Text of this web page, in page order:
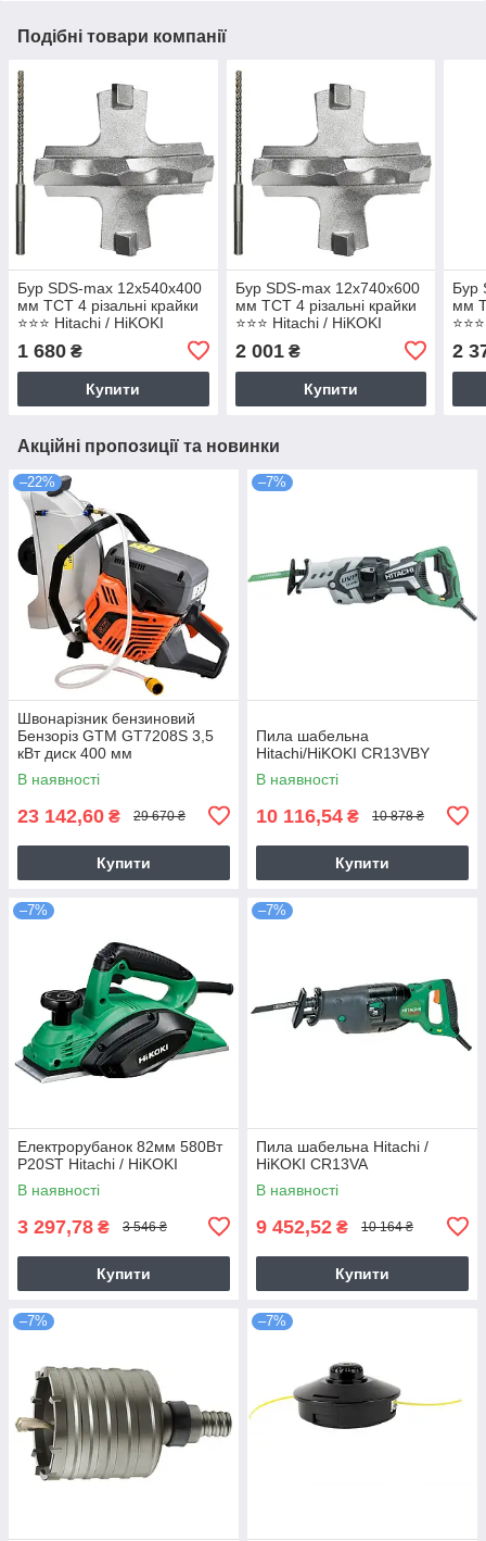
Подібні товари компанії
Бур SDS-max 12х540х400
мм TCT 4 різальні крайки
⭐️⭐️⭐️ Hitachi / HiKOKI
1 680 ₴
Купити
Бур SDS-max 12х740х600
мм TCT 4 різальні крайки
⭐️⭐️⭐️ Hitachi / HiKOKI
2 001₴
Купити
Бур
мм
2
Акційні пропозиції та новинки
–22%
Швонарізник бензиновий
Бензоріз GTM GT7208S 3,5
кВт диск 400 мм
В наявності
23 142,60 ₴ 29 670 ₴
Купити
–7%
Пила шабельна
Hitachi/HiKOKI CR13VBY
В наявності
10 116,54 ₴ 10 878 ₴
Купити
–7%
Електрорубанок 82мм 580Вт
P20ST Hitachi / HiKOKI
В наявності
3 297,78 ₴ 3 546 ₴
Купити
–7%
Пила шабельна Hitachi /
HiKOKI CR13VA
В наявності
9 452,52 ₴ 10 164 ₴
Купити
–7% –7%